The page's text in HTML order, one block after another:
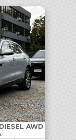
AWD